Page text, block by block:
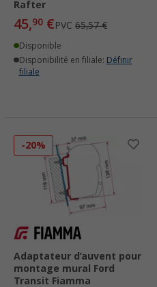
Rafter
45,90 €PVC 65,57 €
Disponible
Disponibilité en filiale: Définir
filiale
-20%
Adaptateur d’auvent pour
montage mural Ford
Transit Fiamma